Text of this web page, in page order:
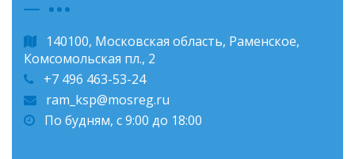
140100, Московская область, Раменское,
Комсомольская пл., 2
+7 496 463-53-24
ram_ksp@mosreg.ru
По будням, с 9:00 до 18:00